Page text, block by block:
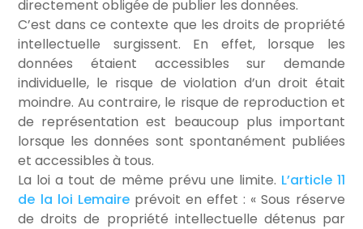
directement obligée de publier les données.
C’est dans ce contexte que les droits de propriété
intellectuelle surgissent. En effet, lorsque les
données étaient accessibles sur demande
individuelle, le risque de violation d’un droit était
moindre. Au contraire, le risque de reproduction et
de représentation est beaucoup plus important
lorsque les données sont spontanément publiées
et accessibles à tous.
La loi a tout de même prévu une limite. L’article 11
de la loi Lemaire prévoit en effet : « Sous réserve
de droits de propriété intellectuelle détenus par